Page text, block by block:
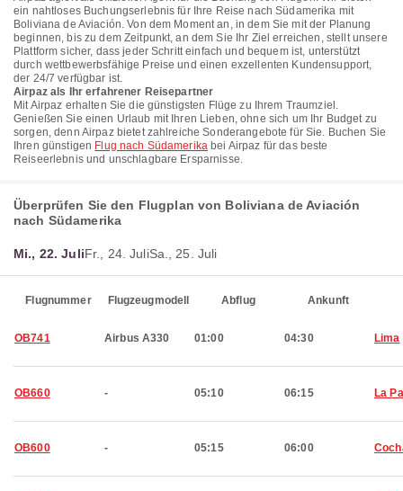
ein nahtloses Buchungserlebnis für Ihre Reise nach Südamerika mit
Boliviana de Aviación. Von dem Moment an, in dem Sie mit der Planung
beginnen, bis zu dem Zeitpunkt, an dem Sie Ihr Ziel erreichen, stellt unsere
Plattform sicher, dass jeder Schritt einfach und bequem ist, unterstützt
durch wettbewerbsfähige Preise und einen exzellenten Kundensupport,
der 24/7 verfügbar ist.
Airpaz als Ihr erfahrener Reisepartner
Mit Airpaz erhalten Sie die günstigsten Flüge zu Ihrem Traumziel.
Genießen Sie einen Urlaub mit Ihren Lieben, ohne sich um Ihr Budget zu
sorgen, denn Airpaz bietet zahlreiche Sonderangebote für Sie. Buchen Sie
Ihren günstigen Flug nach Südamerika bei Airpaz für das beste
Reiseerlebnis und unschlagbare Ersparnisse.
Überprüfen Sie den Flugplan von Boliviana de Aviación
nach Südamerika
Mi., 22. JuliFr., 24. JuliSa., 25. Juli
Flugnummer Flugzeugmodell Abflug Ankunft
OB741 Airbus A330 01:00 04:30 Lima
OB660 - 05:10 06:15 La
OB600 - 05:15 06:00